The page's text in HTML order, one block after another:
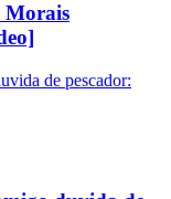
Morais